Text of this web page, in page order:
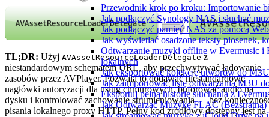
Przewodnik krok po kroku: Importowanie
Jak podłączyć Synology NAS i słuchać
Jak podłączyć pamięć NAS za pomocą
Jak wyświetlać osadzone teksty piosenek,
Odtwarzanie muzyki offline w Evermusic i
lokalnych
Jak eksportować kolekcję utworów do
Jak zaimportować listę odtwarzania M3U
Eksportuj pełną historię słuchania z
Jak Odtwarzać Muzykę FLAC
TL;DR: Użyj AVAssetResourceLoaderDelegatez
niestandardowym schematem URL, aby przechwytywać ładowanie
zasobów przez AVPlayer. Pozwala to dodawać niestandardowe
nagłówki autoryzacji dla usług chmurowych, buforować audio na
dysku i kontrolować zachowanie strumieniowania — bez
pisania lokalnego proxy HTTP. Pełny kod źródłowy dostępny jest na